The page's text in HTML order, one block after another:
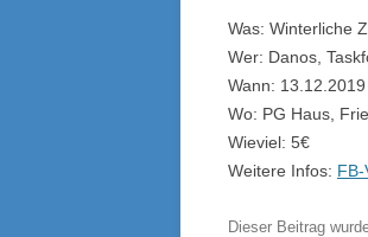
Was: Winterliche
Wer: Danos,
Wann: 13.12.2019
Wo: PG Haus,
Wieviel: 5€
Weitere Infos:
Dieser Beitrag